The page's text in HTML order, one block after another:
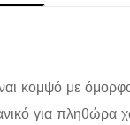
κομψό με
για πληθώρα